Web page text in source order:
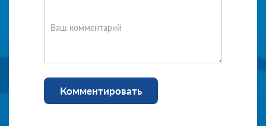
Ваш комментарий
Комментировать